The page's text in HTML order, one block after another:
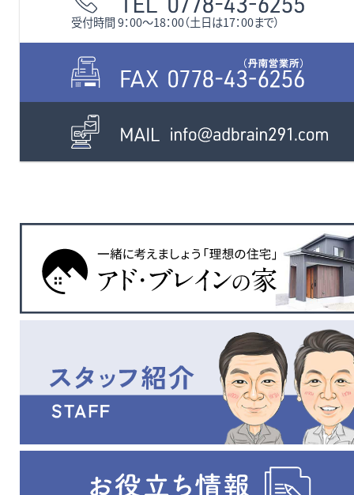
受付時間 9：00〜18：00（土日は17：00まで）